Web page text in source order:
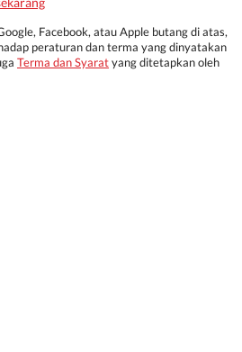
Facebook, atau Apple butang di atas,
peraturan dan terma yang dinyatakan
Terma dan Syaratyang ditetapkan oleh